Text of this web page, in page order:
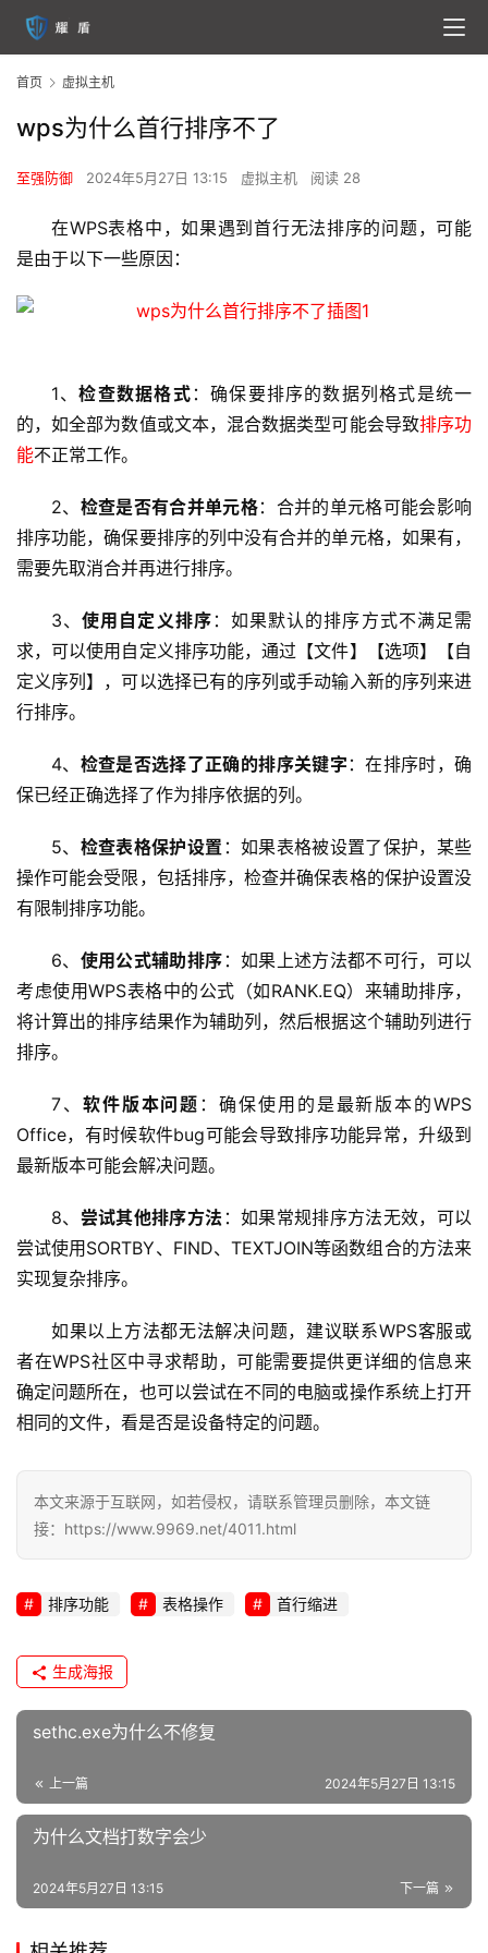
首
云
服
务
虚
机
教
程
N
务
网
站
运
网
络
安
n
u
x
维
首页 虚拟主机
wps为什么首行排序不了
至强防御 2024年5月27日 13:15 虚拟主机 阅读 28
在WPS表格中，如果遇到首行无法排序的问题，可能
是由于以下一些原因：
1、检查数据格式 ：确保要排序的数据列格式是统一
的，如全部为数值或文本，混合数据类型可能会导致排序功
能不正常工作。
2、 检查是否有合并单元格：合并的单元格可能会影响
排序功能，确保要排序的列中没有合并的单元格，如果有，
需要先取消合并再进行排序。
3、使用自定义排序 ：如果默认的排序方式不满足需
求，可以使用自定义排序功能，通过【文件】【选项】【自
定义序列】，可以选择已有的序列或手动输入新的序列来进
行排序。
4、 检查是否选择了正确的排序关键字 ：在排序时，确
保已经正确选择了作为排序依据的列。
5、 检查表格保护设置 ：如果表格被设置了保护，某些
操作可能会受限，包括排序，检查并确保表格的保护设置没
有限制排序功能。
6、 使用公式辅助排序 ：如果上述方法都不可行，可以
考虑使用WPS表格中的公式（如RANK.EQ）来辅助排序，
将计算出的排序结果作为辅助列，然后根据这个辅助列进行
排序。
7、 软件版本问题 ：确保使用的是最新版本的WPS
Office，有时候软件bug可能会导致排序功能异常，升级到
最新版本可能会解决问题。
8、 尝试其他排序方法 ：如果常规排序方法无效，可以
尝试使用SORTBY、FIND、TEXTJOIN等函数组合的方法来
实现复杂排序。
如果以上方法都无法解决问题，建议联系WPS客服或
者在WPS社区中寻求帮助，可能需要提供更详细的信息来
确定问题所在，也可以尝试在不同的电脑或操作系统上打开
相同的文件，看是否是设备特定的问题。
本文来源于互联网，如若侵权，请联系管理员删除，本文链
接：https://www.9969.net/4011.html
排序功能 表格操作 首行缩进
生成海报
sethc.exe为什么不修复
上一篇 2024年5月27日 13:15
为什么文档打数字会少
下一篇
2024年5月27日 13:15